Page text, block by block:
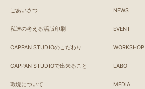
ごあいさつ
私達の考える活版印刷
CAPPAN STUDIOのこだわり
CAPPAN STUDIOで出来ること
環境について
NEWS
EVENT
WORKSHOP
LABO
MEDIA